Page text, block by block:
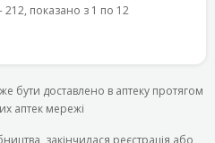
212, показано з 1 по 12
бути доставлено в аптеку протягом
аптек мережі
закінчилася реєстрація або